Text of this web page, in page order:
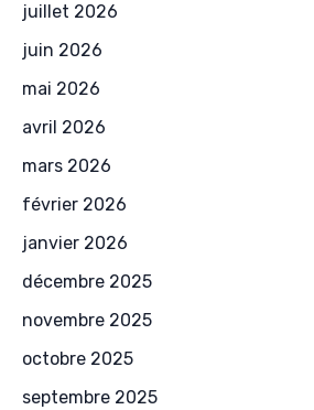
juillet 2026
juin 2026
mai 2026
avril 2026
mars 2026
février 2026
janvier 2026
décembre 2025
novembre 2025
octobre 2025
septembre 2025